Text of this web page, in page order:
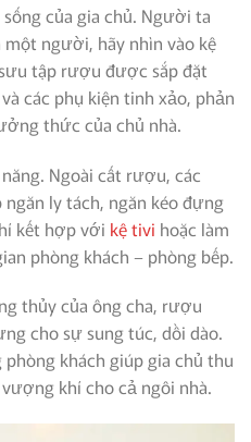
của gia chủ. Người ta
người, hãy nhìn vào kệ
tập rượu được sắp đặt
các phụ kiện tinh xảo, phản
thức của chủ nhà.
Ngoài cất rượu, các
ly tách, ngăn kéo đựng
kết hợp với kệ tivi hoặc làm
phòng khách – phòng bếp.
thủy của ông cha, rượu
cho sự sung túc, dồi dào.
khách giúp gia chủ thu
khí cho cả ngôi nhà.